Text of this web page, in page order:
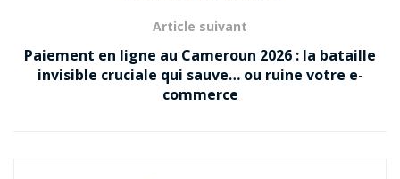
Article suivant
Paiement en ligne au Cameroun 2026 : la bataille
invisible cruciale qui sauve… ou ruine votre e-
commerce